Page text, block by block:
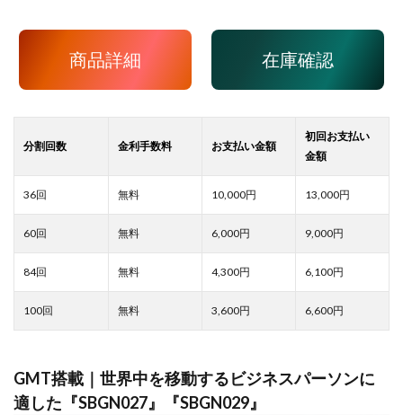
商品詳細 在庫確認
10,000 13,000
6,000 9,000
4,300 6,100
3,600 6,600
GMT搭載｜世界中を移動するビジネスパーソンに
適した『SBGN027』『SBGN029』